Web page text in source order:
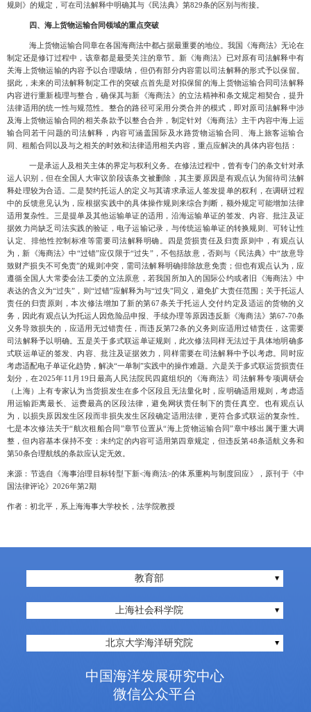
规则》的规定，可在司法解释中明确其与《民法典》第829条的区别与衔接。
四、海上货物运输合同领域的重点突破
海上货物运输合同章在各国海商法中都占据最重要的地位。我国《海商法》无论在
制定还是修订过程中，该章都是最受关注的章节。新《海商法》已对原有司法解释中有
关海上货物运输的内容予以合理吸纳，但仍有部分内容需以司法解释的形式予以保留。
据此，未来的司法解释制定工作的突破点首先是对拟保留的海上货物运输合同司法解释
内容进行重新梳理与整合，确保其与新《海商法》的立法精神和条文规定相契合，提升
法律适用的统一性与规范性。整合的路径可采用分类合并的模式，即对原司法解释中涉
及海上货物运输合同的相关条款予以整合合并，制定针对《海商法》主干内容中海上运
输合同若干问题的司法解释，内容可涵盖国际及水路货物运输合同、海上旅客运输合
同、租船合同以及与之相关的时效和法律适用相关内容，重点应解决的具体内容包括：
一是承运人及相关主体的界定与权利义务。在修法过程中，曾有专门的条文针对承
运人识别，但在全国人大审议阶段该条文被删除，其主要原因是有观点认为留待司法解
释处理较为合适。二是契约托运人的定义与其请求承运人签发提单的权利，在调研过程
中的反馈意见认为，应根据实践中的具体操作规则来综合判断，额外规定可能增加法律
适用复杂性。三是提单及其他运输单证的适用，沿海运输单证的签发、内容、批注及证
据效力尚缺乏司法实践的验证，电子运输记录，与传统运输单证的转换规则、可转让性
认定、排他性控制标准等需要司法解释明确。四是货损责任及归责原则中，有观点认
为，新《海商法》中“过错”应仅限于“过失”，不包括故意，否则与《民法典》中“故意导
致财产损失不可免责”的规则冲突，需司法解释明确排除故意免责；但也有观点认为，应
遵循全国人大常委会法工委的立法原意，若我国所加入的国际公约或者旧《海商法》中
表达的含义为“过失”，则“过错”应解释为与“过失”同义，避免扩大责任范围；关于托运人
责任的归责原则，本次修法增加了新的第67条关于托运人交付约定及适运的货物的义
务，因此有观点认为托运人因危险品申报、手续办理等原因违反新《海商法》第67-70条
义务导致损失的，应适用无过错责任，而违反第72条的义务则应适用过错责任，这需要
司法解释予以明确。五是关于多式联运单证规则，此次修法同样无法过于具体地明确多
式联运单证的签发、内容、批注及证据效力，同样需要在司法解释中予以考虑。同时应
考虑适配电子单证化趋势，解决“一单制”实践中的操作难题。六是关于多式联运货损责任
划分，在2025年11月19日最高人民法院民四庭组织的《海商法》司法解释专项调研会
（上海）上有专家认为当货损发生在多个区段且无法量化时，应明确适用规则，考虑适
用运输距离最长、运费最高的区段法律，避免网状责任制下的责任真空。也有观点认
为，以损失原因发生区段而非损失发生区段确定适用法律，更符合多式联运的复杂性。
七是本次修法关于“航次租船合同”章节位置从“海上货物运输合同”章中移出属于重大调
整，但内容基本保持不变：未约定的内容可适用第四章规定，但违反第48条适航义务和
第50条合理航线的条款应认定无效。
来源：节选自《海事治理目标转型下新<海商法>的体系重构与制度回应》，原刊于《中
国法律评论》2026年第2期
作者：初北平，系上海海事大学校长，法学院教授
教育部
上海社会科学院
北京大学海洋研究院
中国海洋发展研究中心
微信公众平台